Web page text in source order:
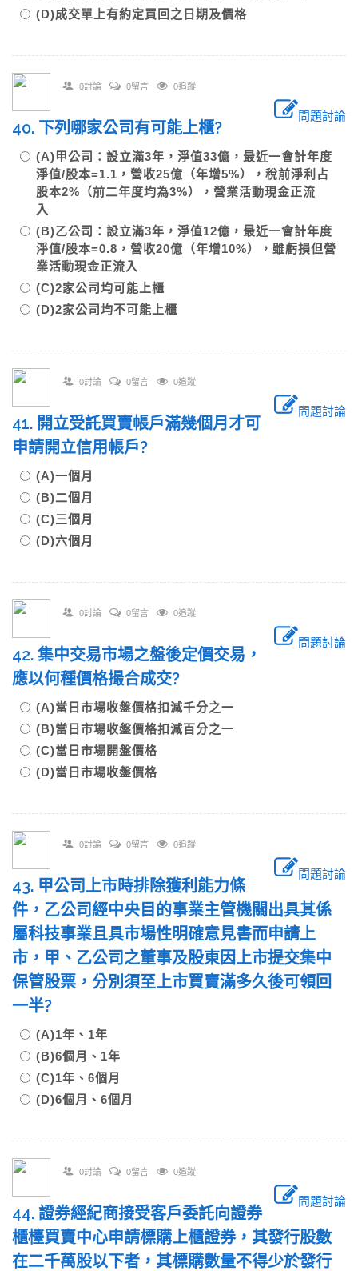
(D)成交單上有約定買回之日期及價格
0討論 0留言 0追蹤
問題討論
40. 下列哪家公司有可能上櫃?
(A)甲公司：設立滿3年，淨值33億，最近一會計年度
淨值/股本=1.1，營收25億（年增5%），稅前淨利占
股本2%（前二年度均為3%），營業活動現金正流
入
(B)乙公司：設立滿3年，淨值12億，最近一會計年度
淨值/股本=0.8，營收20億（年增10%），雖虧損但營
業活動現金正流入
(C)2家公司均可能上櫃
(D)2家公司均不可能上櫃
0討論 0留言 0追蹤
問題討論
41. 開立受託買賣帳戶滿幾個月才可
申請開立信用帳戶?
(A)一個月
(B)二個月
(C)三個月
(D)六個月
0討論 0留言 0追蹤
問題討論
42. 集中交易市場之盤後定價交易，
應以何種價格撮合成交?
(A)當日市場收盤價格扣減千分之一
(B)當日市場收盤價格扣減百分之一
(C)當日市場開盤價格
(D)當日市場收盤價格
0討論 0留言 0追蹤
問題討論
43. 甲公司上市時排除獲利能力條
件，乙公司經中央目的事業主管機關出具其係
屬科技事業且具市場性明確意見書而申請上
市，甲、乙公司之董事及股東因上市提交集中
保管股票，分別須至上市買賣滿多久後可領回
一半?
(A)1年、1年
(B)6個月、1年
(C)1年、6個月
(D)6個月、6個月
0討論 0留言 0追蹤
問題討論
44. 證券經紀商接受客戶委託向證券
櫃檯買賣中心申請標購上櫃證券，其發行股數
在二千萬股以下者，其標購數量不得少於發行